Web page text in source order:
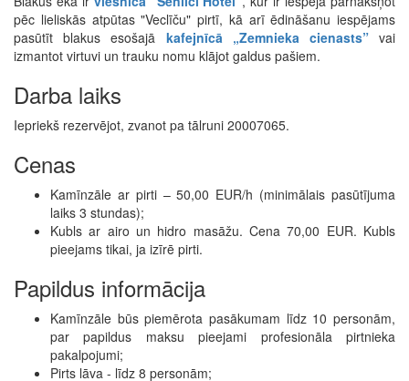
pēc lieliskās atpūtas "Veclīču" pirtī, kā arī ēdināšanu iespējams
pasūtīt blakus esošajā kafejnīcā „Zemnieka cienasts”vai
izmantot virtuvi un trauku nomu klājot galdus pašiem.
Darba laiks
Iepriekš rezervējot, zvanot pa tālruni 20007065.
Cenas
Kamīnzāle ar pirti – 50,00 EUR/h (minimālais pasūtījuma
laiks 3 stundas);
Kubls ar airo un hidro masāžu. Cena 70,00 EUR. Kubls
pieejams tikai, ja izīrē pirti.
Papildus informācija
Kamīnzāle būs piemērota pasākumam līdz 10 personām,
par papildus maksu pieejami profesionāla pirtnieka
pakalpojumi;
Pirts lāva - līdz 8 personām;